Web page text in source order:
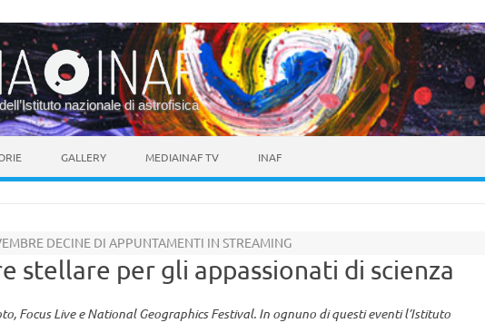
nazionale di astrofisica
GALLERY MEDIAINAF TV INAF
DECINE DI APPUNTAMENTI IN STREAMING
stellare per gli appassionati di scienza
Focus Live e National Geographics Festival. In ognuno di questi eventi l’Istituto